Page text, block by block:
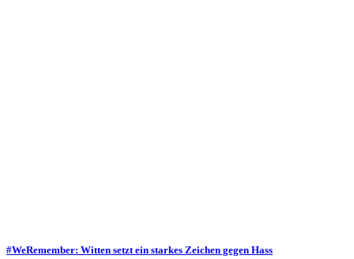
#WeRemember: Witten setzt ein starkes Zeichen gegen Hass